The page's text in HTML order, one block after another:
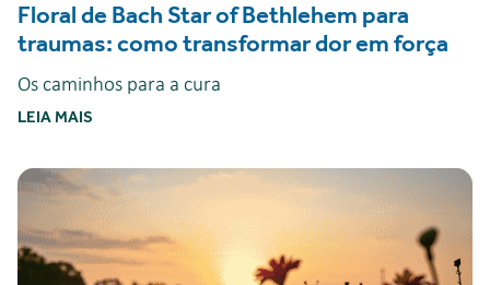
Floral de Bach Star of Bethlehem para
traumas: como transformar dor em força
Os caminhos para a cura
LEIA MAIS